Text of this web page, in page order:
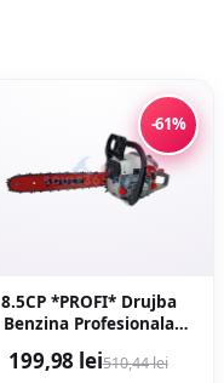
-61%
8.5CP *PROFI* Drujba
Benzina Profesionala
9000rpm, 40cm, Easy-
199,98 lei510,44 lei